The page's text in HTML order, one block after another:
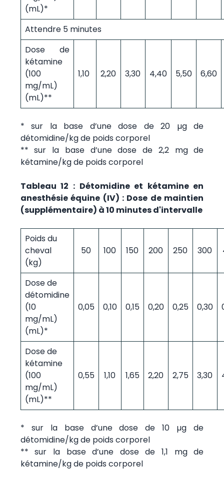
(mL)*
Attendre 5 minutes
Dose de
kétamine
(100
mg/mL)
(mL)**
1,10 2,20 3,30 4,40 5,50 6,60
* sur la base d’une dose de 20 µg de
détomidine/kg de poids corporel
** sur la base d’une dose de 2,2 mg de
kétamine/kg de poids corporel
Tableau 12 : Détomidine et kétamine en
anesthésie équine (IV) : Dose de maintien
(supplémentaire) à 10 minutes d'intervalle
Poids du
cheval
(kg)
50 100 150 200 250 300
Dose de
détomidine
(10
mg/mL)
(mL)*
0,05 0,10 0,15 0,20 0,25 0,30
Dose de
kétamine
(100
mg/mL)
(mL)**
0,55 1,10 1,65 2,20 2,75 3,30
* sur la base d’une dose de 10 µg de
détomidine/kg de poids corporel
** sur la base d’une dose de 1,1 mg de
kétamine/kg de poids corporel